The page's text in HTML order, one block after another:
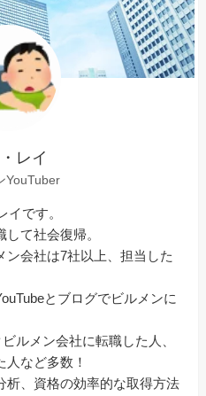
レイ
YouTuber
イです。
て社会復帰。
ン会社は7社以上、担当した
とブログでビルメンに
ルメン会社に転職した人、
など多数！
析、資格の効率的な取得方法